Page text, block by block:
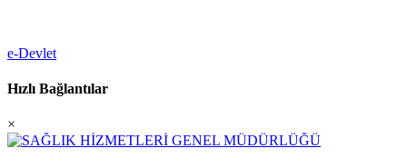
e-Devlet
Hızlı Bağlantılar
×